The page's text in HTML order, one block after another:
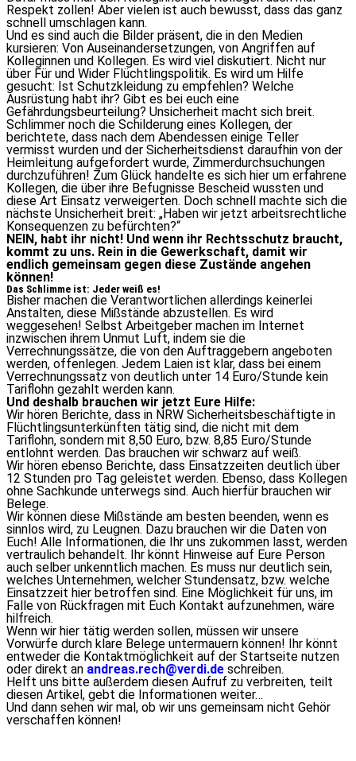
Respekt zollen! Aber vielen ist auch bewusst, dass das ganz
schnell umschlagen kann.
Und es sind auch die Bilder präsent, die in den Medien
kursieren: Von Auseinandersetzungen, von Angriffen auf
Kolleginnen und Kollegen. Es wird viel diskutiert. Nicht nur
über Für und Wider Flüchtlingspolitik. Es wird um Hilfe
gesucht: Ist Schutzkleidung zu empfehlen? Welche
Ausrüstung habt ihr? Gibt es bei euch eine
Gefährdungsbeurteilung? Unsicherheit macht sich breit.
Schlimmer noch die Schilderung eines Kollegen, der
berichtete, dass nach dem Abendessen einige Teller
vermisst wurden und der Sicherheitsdienst daraufhin von der
Heimleitung aufgefordert wurde, Zimmerdurchsuchungen
durchzuführen! Zum Glück handelte es sich hier um erfahrene
Kollegen, die über ihre Befugnisse Bescheid wussten und
diese Art Einsatz verweigerten. Doch schnell machte sich die
nächste Unsicherheit breit: „Haben wir jetzt arbeitsrechtliche
Konsequenzen zu befürchten?“
NEIN, habt ihr nicht! Und wenn ihr Rechtsschutz braucht,
kommt zu uns. Rein in die Gewerkschaft, damit wir
endlich gemeinsam gegen diese Zustände angehen
können!
Das Schlimme ist: Jeder weiß es!
Bisher machen die Verantwortlichen allerdings keinerlei
Anstalten, diese Mißstände abzustellen. Es wird
weggesehen! Selbst Arbeitgeber machen im Internet
inzwischen ihrem Unmut Luft, indem sie die
Verrechnungssätze, die von den Auftraggebern angeboten
werden, offenlegen. Jedem Laien ist klar, dass bei einem
Verrechnungssatz von deutlich unter 14 Euro/Stunde kein
Tariflohn gezahlt werden kann.
Und deshalb brauchen wir jetzt Eure Hilfe:
Wir hören Berichte, dass in NRW Sicherheitsbeschäftigte in
Flüchtlingsunterkünften tätig sind, die nicht mit dem
Tariflohn, sondern mit 8,50 Euro, bzw. 8,85 Euro/Stunde
entlohnt werden. Das brauchen wir schwarz auf weiß.
Wir hören ebenso Berichte, dass Einsatzzeiten deutlich über
12 Stunden pro Tag geleistet werden. Ebenso, dass Kollegen
ohne Sachkunde unterwegs sind. Auch hierfür brauchen wir
Belege.
Wir können diese Mißstände am besten beenden, wenn es
sinnlos wird, zu Leugnen. Dazu brauchen wir die Daten von
Euch! Alle Informationen, die Ihr uns zukommen lasst, werden
vertraulich behandelt. Ihr könnt Hinweise auf Eure Person
auch selber unkenntlich machen. Es muss nur deutlich sein,
welches Unternehmen, welcher Stundensatz, bzw. welche
Einsatzzeit hier betroffen sind. Eine Möglichkeit für uns, im
Falle von Rückfragen mit Euch Kontakt aufzunehmen, wäre
hilfreich.
Wenn wir hier tätig werden sollen, müssen wir unsere
Vorwürfe durch klare Belege untermauern können! Ihr könnt
entweder die Kontaktmöglichkeit auf der Startseite nutzen
oder direkt an andreas.rech@verdi.de schreiben.
Helft uns bitte außerdem diesen Aufruf zu verbreiten, teilt
diesen Artikel, gebt die Informationen weiter…
Und dann sehen wir mal, ob wir uns gemeinsam nicht Gehör
verschaffen können!